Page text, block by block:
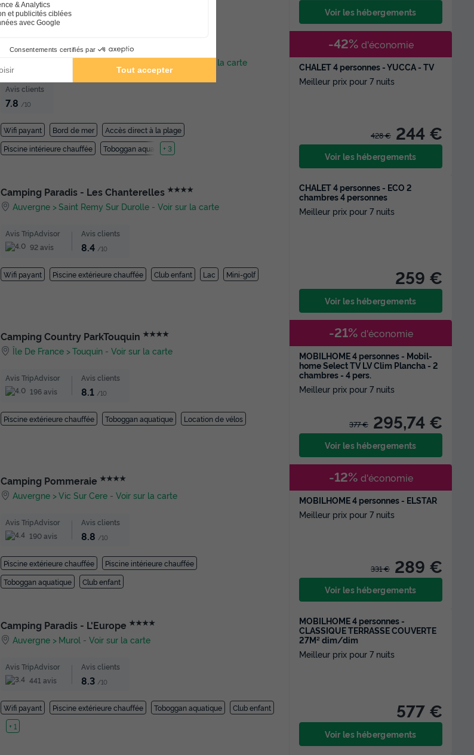
Voir les hébergements
Camping Les Gros Joncs ★★★★★
Voir sur la carte
Avis clients
7.8 /10
Wifi payant Bord de mer
Accès direct à la plage
Piscine intérieure chauffée
Toboggan aquatique
+ 3
CHALET 4 personnes - YUCCA - TV
Meilleur prix pour 7 nuits
428 € 244 €
-42% d'économie
Voir les hébergements
Camping Paradis - Les Chanterelles ★★★★
Auvergne Saint Remy Sur Durolle -Voir sur la carte
Avis TripAdvisor
92 avis
Avis clients
8.4 /10
Wifi payant Piscine extérieure chauffée Club enfant Lac Mini-golf
CHALET 4 personnes - ECO 2
chambres 4 personnes
Meilleur prix pour 7 nuits
259 €
Voir les hébergements
Camping Country ParkTouquin ★★★★
Île De France Touquin -Voir sur la carte
Avis TripAdvisor
196 avis
Avis clients
8.1 /10
Piscine extérieure chauffée Toboggan aquatique Location de vélos
MOBILHOME 4 personnes - Mobil-
home Select TV LV Clim Plancha - 2
chambres - 4 pers.
Meilleur prix pour 7 nuits
377 € 295,74 €
-21% d'économie
Voir les hébergements
Camping Pommeraie ★★★★
Auvergne Vic Sur Cere -Voir sur la carte
Avis TripAdvisor
190 avis
Avis clients
8.8 /10
Piscine extérieure chauffée
Piscine intérieure chauffée
Toboggan aquatique
Club enfant
MOBILHOME 4 personnes - ELSTAR
Meilleur prix pour 7 nuits
331 € 289 €
-12% d'économie
Voir les hébergements
Camping Paradis - L'Europe ★★★★
Auvergne Murol -Voir sur la carte
Avis TripAdvisor
441 avis
Avis clients
8.3 /10
Wifi payant Piscine extérieure chauffée Toboggan aquatique
Club enfant
Lac
+ 1
MOBILHOME 4 personnes -
CLASSIQUE TERRASSE COUVERTE
27M² dim/dim
Meilleur prix pour 7 nuits
577 €
Voir les hébergements